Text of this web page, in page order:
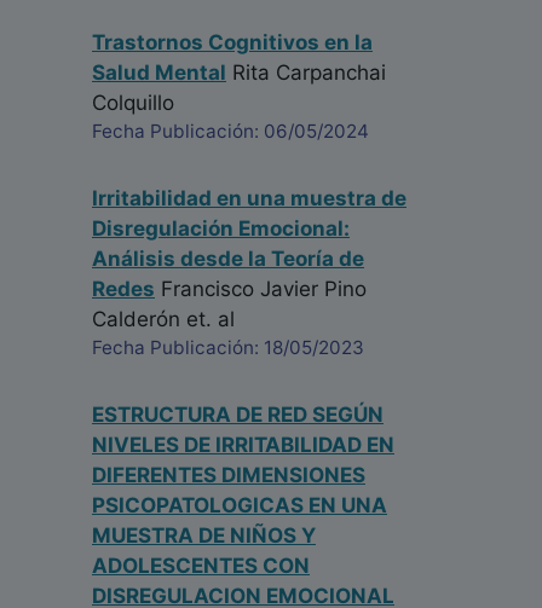
Trastornos Cognitivos en la
Salud Mental Rita Carpanchai
Colquillo
Fecha Publicación: 06/05/2024
Irritabilidad en una muestra de
Disregulación Emocional:
Análisis desde la Teoría de
Redes Francisco Javier Pino
Calderón et. al
Fecha Publicación: 18/05/2023
ESTRUCTURA DE RED SEGÚN
NIVELES DE IRRITABILIDAD EN
DIFERENTES DIMENSIONES
PSICOPATOLOGICAS EN UNA
MUESTRA DE NIÑOS Y
ADOLESCENTES CON
DISREGULACION EMOCIONAL